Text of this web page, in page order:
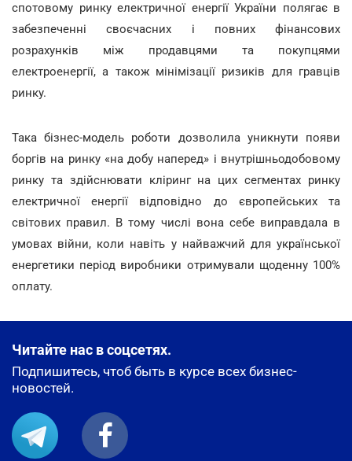
спотовому ринку електричної енергії України полягає в
забезпеченні своєчасних і повних фінансових
розрахунків між продавцями та покупцями
електроенергії, а також мінімізації ризиків для гравців
ринку.
Така бізнес-модель роботи дозволила уникнути появи
боргів на ринку «на добу наперед» і внутрішньодобовому
ринку та здійснювати кліринг на цих сегментах ринку
електричної енергії відповідно до європейських та
світових правил. В тому числі вона себе виправдала в
умовах війни, коли навіть у найважчий для української
енергетики період виробники отримували щоденну 100%
оплату.
Читайте нас в соцсетях.
Подпишитесь, чтоб быть в курсе всех бизнес-
новостей.